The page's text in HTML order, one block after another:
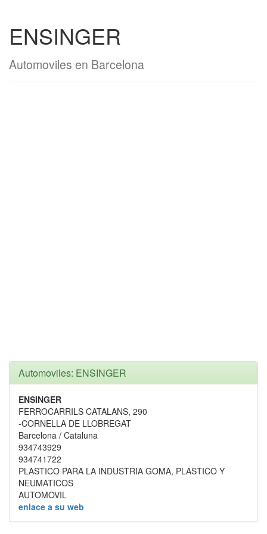
ENSINGER
Automoviles en Barcelona
Automoviles: ENSINGER
ENSINGER
FERROCARRILS CATALANS, 290
-CORNELLA DE LLOBREGAT
Barcelona / Cataluna
934743929
934741722
PLASTICO PARA LA INDUSTRIA GOMA, PLASTICO Y
NEUMATICOS
AUTOMOVIL
enlace a su web